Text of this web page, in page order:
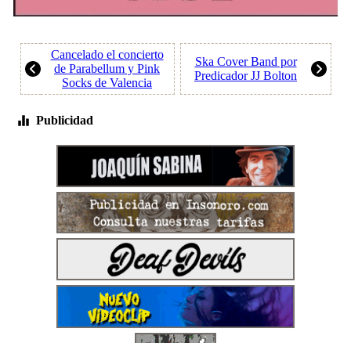
Cancelado el concierto
de Parabellum y Pink
Socks de Valencia
Ska Cover Band por
Predicador JJ Bolton
Publicidad